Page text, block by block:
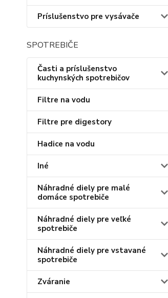
Príslušenstvo pre vysávače
SPOTREBIČE
Časti a príslušenstvo
kuchynských spotrebičov
Filtre na vodu
Filtre pre digestory
Hadice na vodu
Iné
Náhradné diely pre malé
domáce spotrebiče
Náhradné diely pre veľké
spotrebiče
Náhradné diely pre vstavané
spotrebiče
Zváranie